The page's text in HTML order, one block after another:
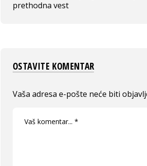
prethodna vest
OSTAVITE KOMENTAR
Vaša adresa e-pošte neće biti